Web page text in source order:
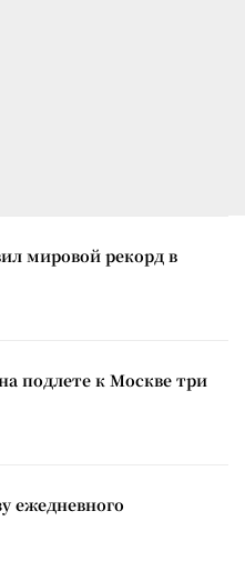
мировой рекорд в
подлете к Москве три
ежедневного